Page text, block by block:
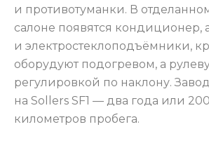
и противотуманки. В
салоне появятся кондиционер,
и электростеклоподъёмники,
оборудуют подогревом, а
регулировкой по наклону.
на Sollers SF1 — два года или
километров пробега.